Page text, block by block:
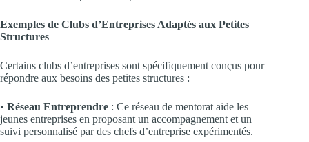
Exemples de Clubs d’Entreprises Adaptés aux Petites
Structures
Certains clubs d’entreprises sont spécifiquement conçus pour
répondre aux besoins des petites structures :
• Réseau Entreprendre : Ce réseau de mentorat aide les
jeunes entreprises en proposant un accompagnement et un
suivi personnalisé par des chefs d’entreprise expérimentés.